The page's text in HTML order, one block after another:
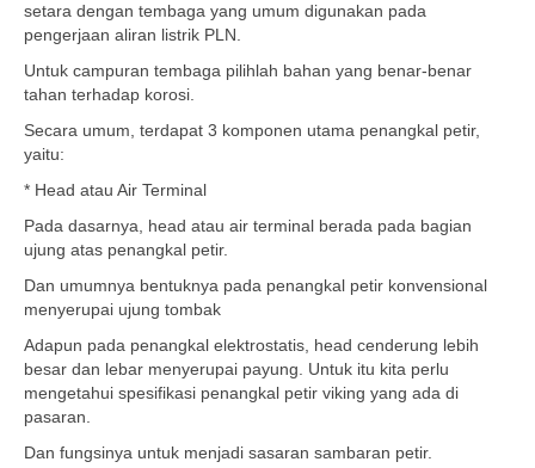
setara dengan tembaga yang umum digunakan pada
pengerjaan aliran listrik PLN.
Untuk campuran tembaga pilihlah bahan yang benar-benar
tahan terhadap korosi.
Secara umum, terdapat 3 komponen utama penangkal petir,
yaitu:
* Head atau Air Terminal
Pada dasarnya, head atau air terminal berada pada bagian
ujung atas penangkal petir.
Dan umumnya bentuknya pada penangkal petir konvensional
menyerupai ujung tombak
Adapun pada penangkal elektrostatis, head cenderung lebih
besar dan lebar menyerupai payung. Untuk itu kita perlu
mengetahui spesifikasi penangkal petir viking yang ada di
pasaran.
Dan fungsinya untuk menjadi sasaran sambaran petir.